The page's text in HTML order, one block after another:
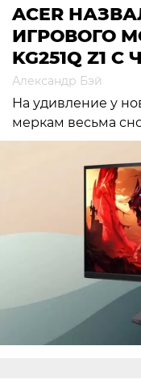
ACER
ИГРОВОГО
KG251Q Z1
Александр Бэй
На удивление у
меркам весьма